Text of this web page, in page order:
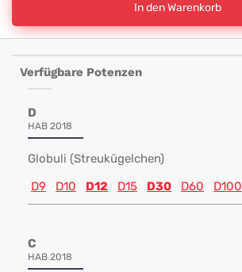
In den Warenkorb
Verfügbare Potenzen
D
HAB 2018
Globuli (Streukügelchen)
D9
D10 D12 D15 D30 D60 D100
C
HAB 2018